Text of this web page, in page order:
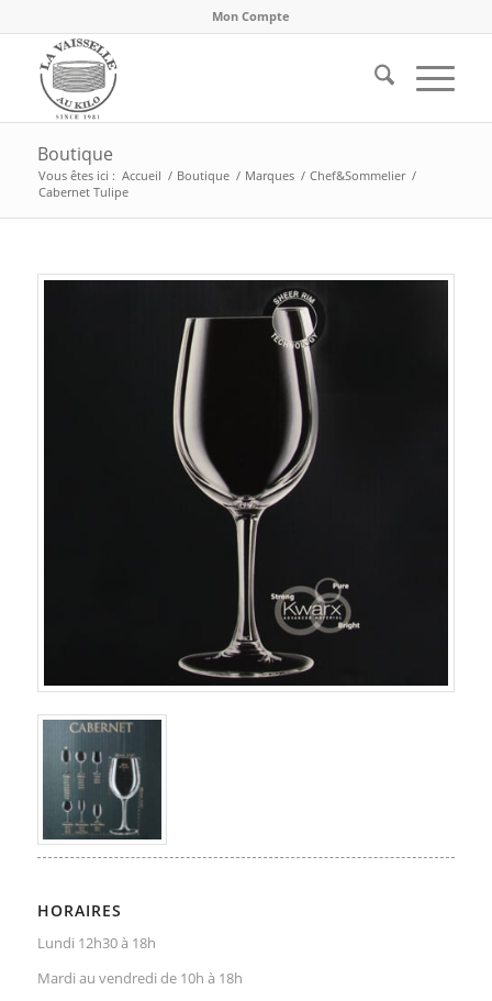
Mon Compte
Boutique
Vous êtes ici : Accueil / Boutique / Marques / Chef&Sommelier /
Cabernet Tulipe
HORAIRES
Lundi 12h30 à 18h
Mardi au vendredi de 10h à 18h